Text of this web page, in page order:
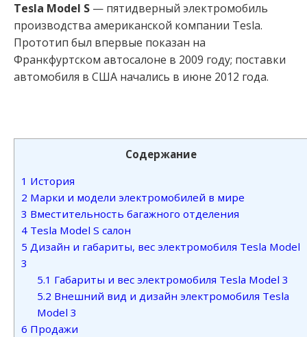
Tesla Model S — пятидверный электромобиль
производства американской компании Tesla.
Прототип был впервые показан на
Франкфуртском автосалоне в 2009 году; поставки
автомобиля в США начались в июне 2012 года.
Содержание
1 История
2 Марки и модели электромобилей в мире
3 Вместительность багажного отделения
4 Tesla Model S салон
5 Дизайн и габариты, вес электромобиля Tesla Model
3
5.1 Габариты и вес электромобиля Tesla Model 3
5.2 Внешний вид и дизайн электромобиля Tesla
Model 3
6 Продажи